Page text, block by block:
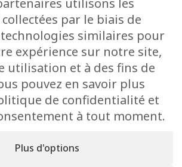
utilisons les
par le biais de
similaires pour
expérience sur notre site,
utilisation et à des fins de
pouvez en savoir plus
de confidentialité et
à tout moment.
Plus d'options